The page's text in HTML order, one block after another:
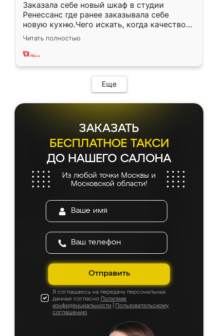
Заказала себе новый шкаф в студии
Ренессанс где ранее заказывала себе
новую кухню.Чего искать, когда качеством
вполне довольна. Служит кухня уже почти
два года, нареканий нет.
Читать полностью
Еще
ЗАКАЗАТЬ
БЕСПЛАТНОЕ ТАКСИ
ДО НАШЕГО САЛОНА
Из любой точки Москвы и
Московской области!
Отправить
Я соглашаюсь на передачу персональных
данных согласно Политике
конфиденциальности
Пользовательскому
соглашению